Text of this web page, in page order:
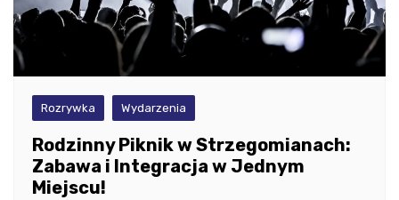
Rozrywka Wydarzenia
Rodzinny Piknik w Strzegomianach:
Zabawa i Integracja w Jednym
Miejscu!